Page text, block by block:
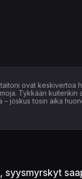
ovat keskivertoa
Tykkään kuitenkin
joskus tosin aika